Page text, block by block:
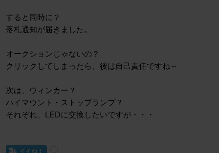
すると同時に？
落札通知が届きました。
オークションじゃないの？
クリックしてしまったら、後は自己責任ですね～
次は、ウィンカー？
ハイマウント・ストップランプ？
それぞれ、LEDに交換したいですが・・・
イイね！